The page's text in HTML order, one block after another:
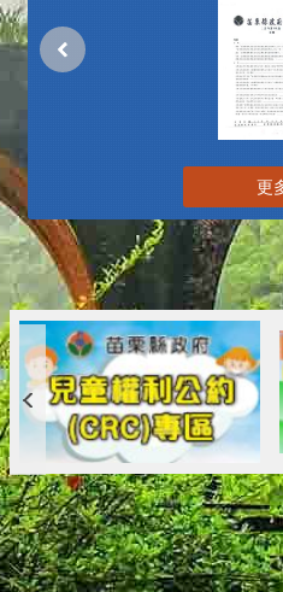
更多